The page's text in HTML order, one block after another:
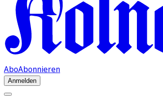
AboAbonnieren
Anmelden